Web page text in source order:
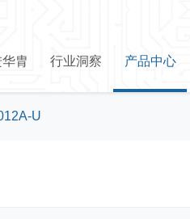
胄 行业洞察 产品中心
U